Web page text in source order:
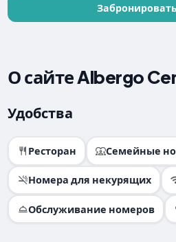
О сайте Albergo
Удобства
Ресторан Семейные
Номера для некурящих
Обслуживание номеров